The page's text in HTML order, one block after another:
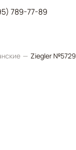
789-77-89
Ziegler №5729